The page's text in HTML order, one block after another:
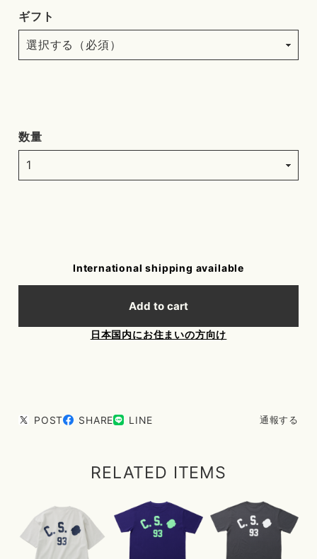
ギフト
数量
International shipping available
Add to cart
日本国内にお住まいの方向け
POST SHARE LINE 通報する
RELATED ITEMS